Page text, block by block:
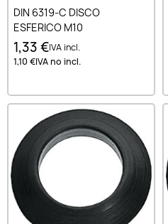
DIN 6319-C DISCO
ESFERICO M10
1,33 €IVA incl.
1,10 €IVA no incl.